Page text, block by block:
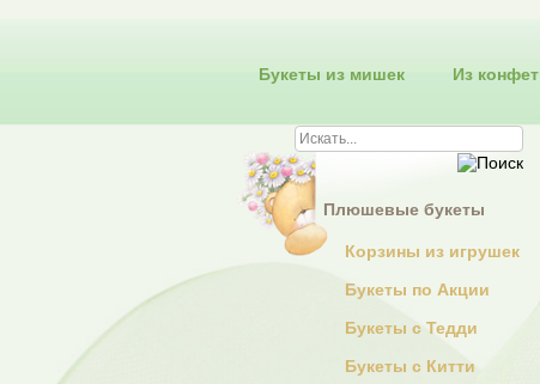
Букеты из мишек Из конфет
Плюшевые букеты
Корзины из игрушек
Букеты по Акции
Букеты с Тедди
Букеты с Китти